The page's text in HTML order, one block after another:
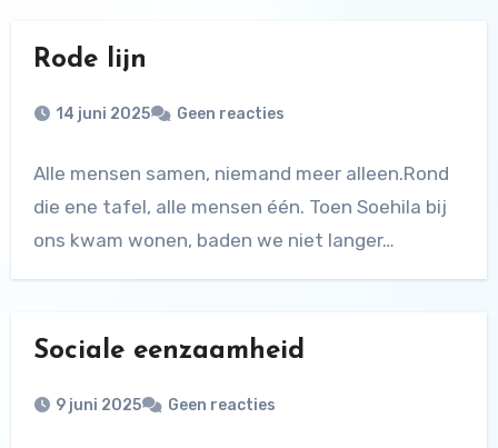
Rode lijn
14 juni 2025 Geen reacties
Alle mensen samen, niemand meer alleen.Rond
die ene tafel, alle mensen één. Toen Soehila bij
ons kwam wonen, baden we niet langer…
Sociale eenzaamheid
9 juni 2025 Geen reacties